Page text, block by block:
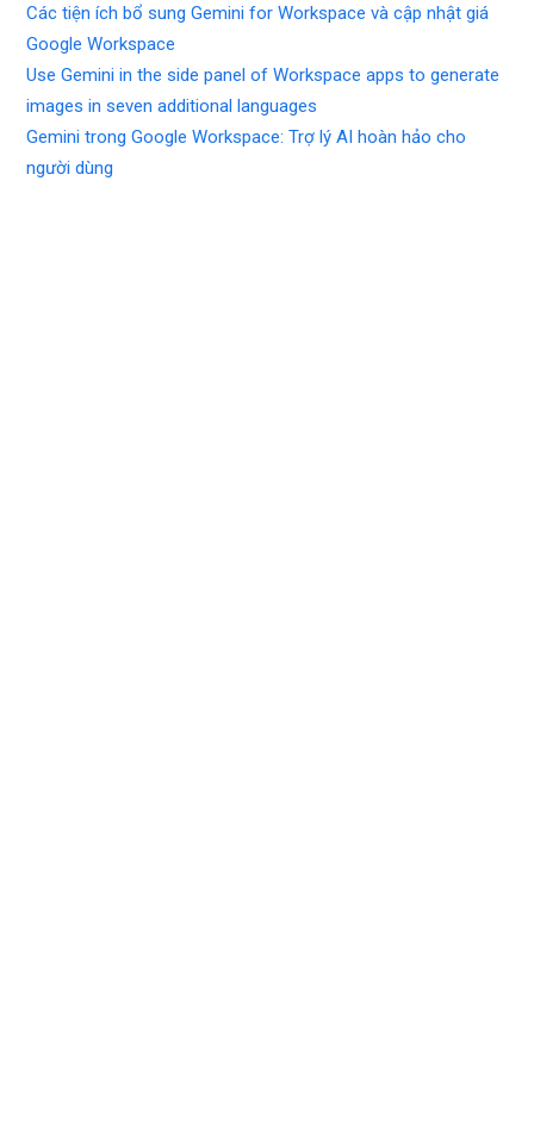
Các tiện ích bổ sung Gemini for Workspace và cập nhật giá
Google Workspace
Use Gemini in the side panel of Workspace apps to generate
images in seven additional languages
Gemini trong Google Workspace: Trợ lý AI hoàn hảo cho
người dùng